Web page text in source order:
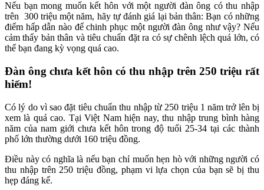
Nếu bạn mong muốn kết hôn với một người đàn ông có thu nhập
trên 300 triệu một năm, hãy tự đánh giá lại bản thân: Bạn có những
điểm hấp dẫn nào để chinh phục một người đàn ông như vậy? Nếu
cảm thấy bản thân và tiêu chuẩn đặt ra có sự chênh lệch quá lớn, có
thể bạn đang kỳ vọng quá cao.
Đàn ông chưa kết hôn có thu nhập trên 250 triệu rất
hiếm!
Có lý do vì sao đặt tiêu chuẩn thu nhập từ 250 triệu 1 năm trở lên bị
xem là quá cao. Tại Việt Nam hiện nay, thu nhập trung bình hàng
năm của nam giới chưa kết hôn trong độ tuổi 25-34 tại các thành
phố lớn thường dưới 160 triệu đồng.
Điều này có nghĩa là nếu bạn chỉ muốn hẹn hò với những người có
thu nhập trên 250 triệu đồng, phạm vi lựa chọn của bạn sẽ bị thu
hẹp đáng kể.